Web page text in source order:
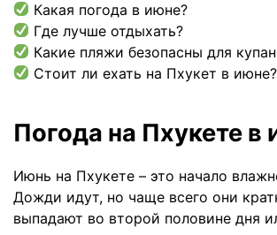
Какая погода в июне?
Где лучше отдыхать?
Какие пляжи безопасны для
Стоит ли ехать на Пхукет в июне?
Погода на Пхукете в
Июнь на Пхукете – это начало
Дожди идут, но чаще всего они
выпадают во второй половине дня